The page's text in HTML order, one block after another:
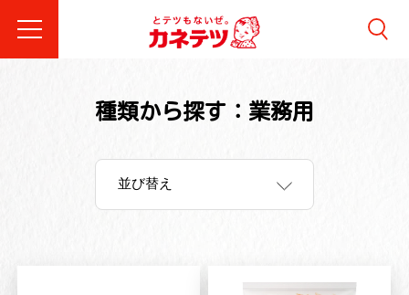
種類から探す：業務用